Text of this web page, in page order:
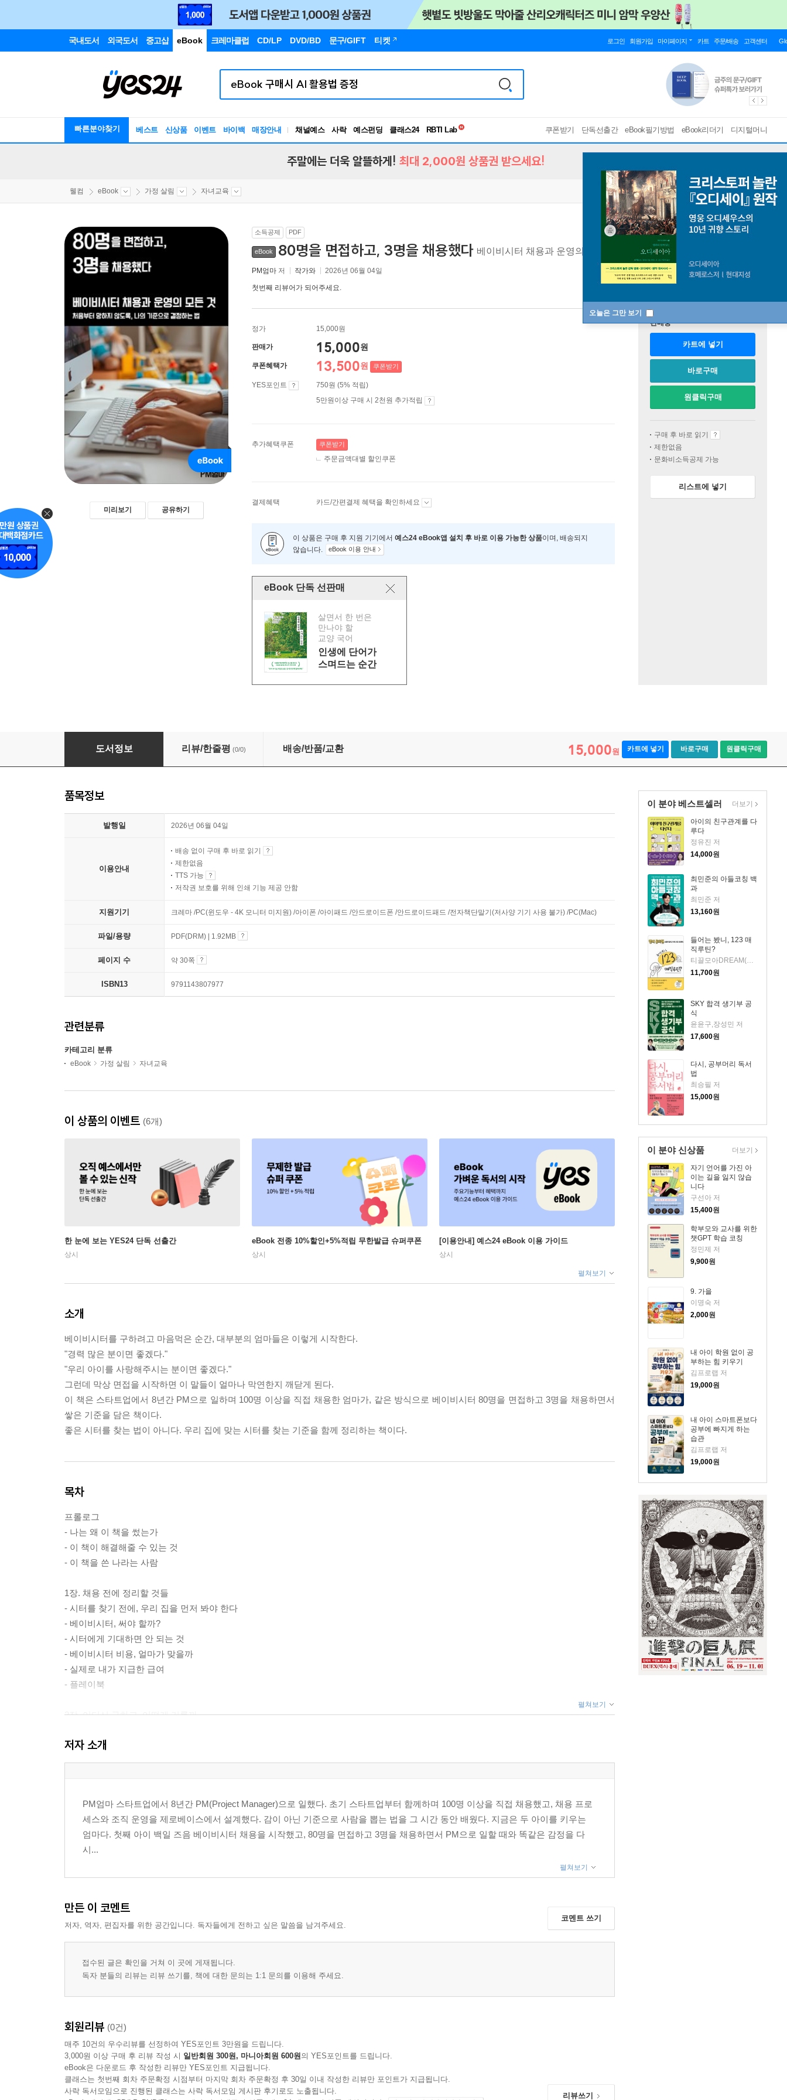
국내도서 외국도서 중고샵 eBook 크레마클럽 CD/LP DVD/BD 문구/GIFT 티켓 로그인 회원가입 마이페이지 카트 주문/배송 고객센터
빠른분야찾기 베스트 신상품 이벤트 바이백 매장안내 채널예스 사락 예스펀딩 클래스24
독서유형검사
쿠폰받기 단독선출간 eBook필기방법 eBook리더기 디지털머니
오늘은 그만 보기
주말에는 더욱 알뜰하게! 최대 2,000원 상품권 받으세요!
웰컴 eBook 가정 살림 자녀교육
미리보기 공유하기
소득공제 PDF
eBook 80명을 면접하고, 3명을 채용했다 베이비시터 채용과 운영의 모든 것 [ PDF ]
PM엄마 저 작가와 2026년 06월 04일
첫번째 리뷰어가 되어주세요.
정가 15,000원
판매가 15,000원
쿠폰혜택가 13,500원 쿠폰받기
YES포인트
750원 (5% 적립)
5만원이상 구매 시 2천원 추가적립
추가혜택쿠폰 쿠폰받기
주문금액대별 할인쿠폰
결제혜택 카드/간편결제 혜택을 확인하세요
이 상품은 구매 후 지원 기기에서 예스24 eBook앱 설치 후 바로 이용 가능한 상품이며, 배송되지
않습니다.
eBook 이용 안내
eBook 단독 선판매
살면서 한 번은
만나야 할
교양 국어
인생에 단어가
스며드는 순간
판매중
카트에 넣기
바로구매
원클릭구매
구매 후 바로 읽기
제한없음
문화비소득공제 가능
리스트에 넣기
80명을 면접하고, 3명을 채용했다
도서정보 리뷰/한줄평 (0/0) 배송/반품/교환 15,000원 카트에 넣기 바로구매 원클릭구매
이 분야 베스트셀러
아이의 친구관계를 다
루다
정유진 저
14,000원
최민준의 아들코칭 백
과
최민준 저
13,160원
들어는 봤니, 123 매
직루틴?
11,700원
SKY 합격 생기부 공
식
윤윤구,장성민 저
17,600원
다시, 공부머리 독서
법
최승필 저
15,000원
더보기
이 분야 신상품
자기 언어를 가진 아
이는 길을 잃지 않습
니다
구선아 저
15,400원
학부모와 교사를 위한
챗GPT 학습 코칭
정민제 저
9,900원
9. 가을
이명숙 저
2,000원
내 아이 학원 없이 공
부하는 힘 키우기
김프로랩 저
19,000원
내 아이 스마트폰보다
공부에 빠지게 하는
습관
김프로랩 저
19,000원
더보기
품목정보
발행일 2026년 06월 04일
이용안내
배송 없이 구매 후 바로 읽기
제한없음
TTS 가능
저작권 보호를 위해 인쇄 기능 제공 안함
지원기기 크레마 /PC(윈도우 - 4K 모니터 미지원) /아이폰 /아이패드 /안드로이드폰 /안드로이드패드 /전자책단말기(저사양 기기 사용 불가) /PC(Mac)
파일/용량 PDF(DRM) | 1.92MB
페이지 수 약 30쪽
ISBN13 9791143807977
관련분류
카테고리 분류
eBook 가정 살림 자녀교육
이 상품의 이벤트 (6개)
한 눈에 보는 YES24 단독 선출간
상시
eBook 전종 10%할인+5%적립 무한발급 슈퍼쿠폰
상시
[이용안내] 예스24 eBook 이용 가이드
상시
펼쳐보기
소개
베이비시터를 구하려고 마음먹은 순간, 대부분의 엄마들은 이렇게 시작한다.
"경력 많은 분이면 좋겠다."
"우리 아이를 사랑해주시는 분이면 좋겠다."
그런데 막상 면접을 시작하면 이 말들이 얼마나 막연한지 깨닫게 된다.
이 책은 스타트업에서 8년간 PM으로 일하며 100명 이상을 직접 채용한 엄마가, 같은 방식으로 베이비시터 80명을 면접하고 3명을 채용하면서
쌓은 기준을 담은 책이다.
좋은 시터를 찾는 법이 아니다. 우리 집에 맞는 시터를 찾는 기준을 함께 정리하는 책이다.
목차
프롤로그
- 나는 왜 이 책을 썼는가
- 이 책이 해결해줄 수 있는 것
- 이 책을 쓴 나라는 사람
1장. 채용 전에 정리할 것들
- 시터를 찾기 전에, 우리 집을 먼저 봐야 한다
- 베이비시터, 써야 할까?
- 시터에게 기대하면 안 되는 것
- 베이비시터 비용, 얼마가 맞을까
- 실제로 내가 지급한 급여
- 플레이북
2장. 어디서 구하고, 어떻게 거를까
- 공고는 사람을 모으는 글이 아니라, 거르는 글
- 사전 통화에서 절반은 걸러진다
3장. 망하지 않는 면접 구조 1 ? 내가 사용한 6가지 인터뷰 항목
- 베이비시터 경험과 자격, 그리고 현재 상황
- 개월 수에 따른 아이와의 상호작용과 놀이
- 자기소개와 개인적 특이사항
- 플레이북
4장. 망하지 않는 면접 구조 2 ? 답을 해석하는 기준
- 긍정적으로 해석할 수 있는 답변
- 최종 후보가 2명 이상일 때
- 플레이북
5장. 계약과 시작 ? 구두 약속은 없다
- 반드시 문서화할 항목들
- 특이사항 항목을 따로 만들어라
펼쳐보기
저자 소개
PM엄마 스타트업에서 8년간 PM(Project Manager)으로 일했다. 초기 스타트업부터 함께하며 100명 이상을 직접 채용했고, 채용 프로
세스와 조직 운영을 제로베이스에서 설계했다. 감이 아닌 기준으로 사람을 뽑는 법을 그 시간 동안 배웠다. 지금은 두 아이를 키우는
엄마다. 첫째 아이 백일 즈음 베이비시터 채용을 시작했고, 80명을 면접하고 3명을 채용하면서 PM으로 일할 때와 똑같은 감정을 다
시...
펼쳐보기
만든 이 코멘트
저자, 역자, 편집자를 위한 공간입니다. 독자들에게 전하고 싶은 말씀을 남겨주세요.
코멘트 쓰기
접수된 글은 확인을 거쳐 이 곳에 게재됩니다.
독자 분들의 리뷰는 리뷰 쓰기를, 책에 대한 문의는 1:1 문의를 이용해 주세요.
회원리뷰 (0건)
매주 10건의 우수리뷰를 선정하여 YES포인트 3만원을 드립니다.
3,000원 이상 구매 후 리뷰 작성 시 일반회원 300원, 마니아회원 600원의 YES포인트를 드립니다.
eBook은 다운로드 후 작성한 리뷰만 YES포인트 지급됩니다.
클래스는 첫번째 회차 주문확정 시점부터 마지막 회차 주문확정 후 30일 이내 작성한 리뷰만 포인트가 지급됩니다.
사락 독서모임으로 진행된 클래스는 사락 독서모임 게시판 후기로도 노출됩니다.
리뷰쓰기